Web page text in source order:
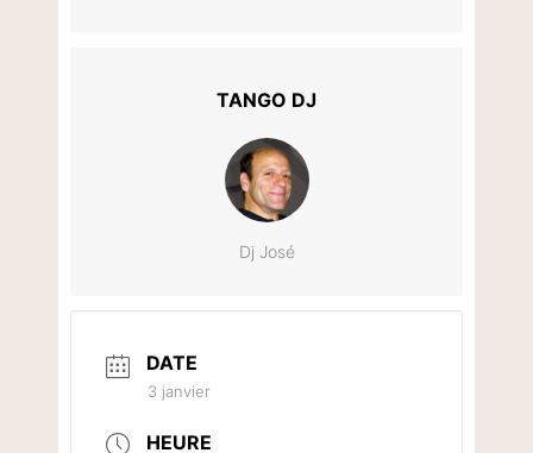
TANGO DJ
Dj José
DATE
3 janvier
HEURE